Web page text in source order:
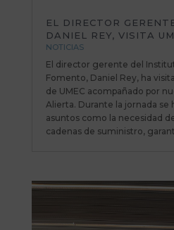
EL DIRECTOR
DANIEL REY, VISITA
NOTICIAS
El director gerente del
Fomento, Daniel Rey, ha
de UMEC acompañado por
Alierta. Durante la jornada se
asuntos como la necesidad
cadenas de suministro,